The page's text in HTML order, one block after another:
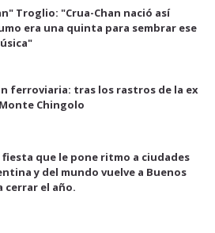
Troglio: "Crua-Chan nació así
era una quinta para sembrar ese
ferroviaria: tras los rastros de la ex
Chingolo
fiesta que le pone ritmo a ciudades
y del mundo vuelve a Buenos
cerrar el año.